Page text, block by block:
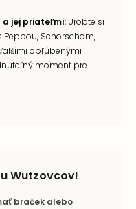
a jej priateľmi: Urobte si
Schorschom,
obľúbenými
moment pre
Wutzovcov!
braček alebo